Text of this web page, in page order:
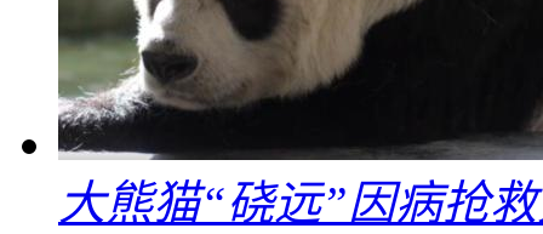
大熊猫“硗远”因病抢